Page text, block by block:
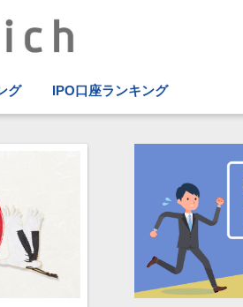
グ IPO口座ランキング